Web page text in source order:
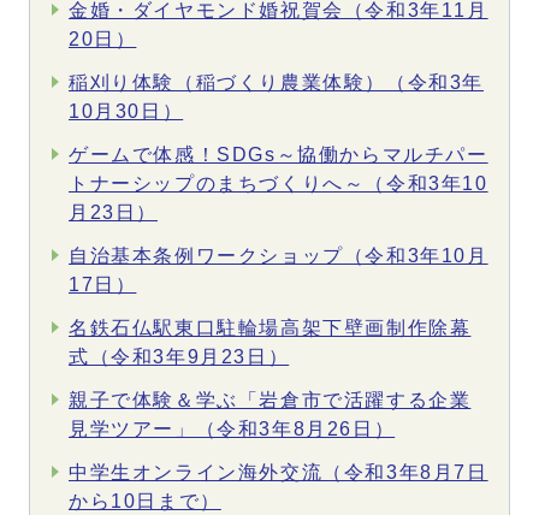
金婚・ダイヤモンド婚祝賀会（令和3年11月
20日）
稲刈り体験（稲づくり農業体験）（令和3年
10月30日）
ゲームで体感！SDGs～協働からマルチパー
トナーシップのまちづくりへ～（令和3年10
月23日）
自治基本条例ワークショップ（令和3年10月
17日）
名鉄石仏駅東口駐輪場高架下壁画制作除幕
式（令和3年9月23日）
親子で体験＆学ぶ「岩倉市で活躍する企業
見学ツアー」（令和3年8月26日）
中学生オンライン海外交流（令和3年8月7日
から10日まで）